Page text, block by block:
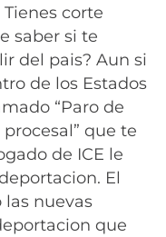
corte
saber si te
del pais? Aun si
de los Estados
“Paro de
que te
de ICE le
El
las nuevas
que